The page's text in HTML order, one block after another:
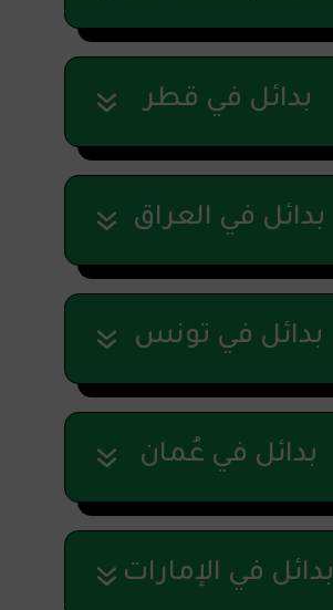
بدائل في قطر
بدائل في العراق
بدائل في تونس
بدائل في عُمان
بدائل في الإمارات